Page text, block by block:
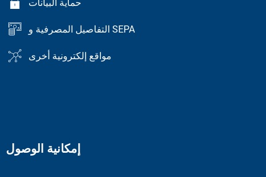
حماية البيانات
التفاصيل المصرفية و SEPA
مواقع إلكترونية أخرى
إمكانية الوصول